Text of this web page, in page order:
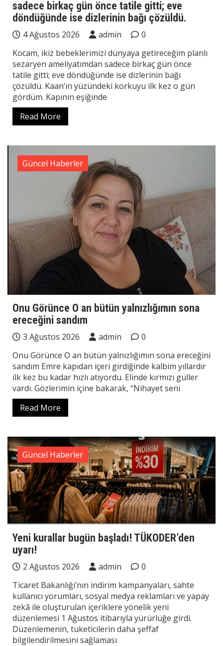
sadece birkaç gün önce tatile gitti; eve
döndüğünde ise dizlerinin bağı çözüldü.
4 Ağustos 2026 admin
0
Kocam, ikiz bebeklerimizi dünyaya getireceğim planlı
sezaryen ameliyatımdan sadece birkaç gün önce
tatile gitti; eve döndüğünde ise dizlerinin bağı
çözüldü. Kaan’ın yüzündeki korkuyu ilk kez o gün
gördüm. Kapının eşiğinde
Read More
Güncel Haberler
Onu Görünce O an bütün yalnızlığımın sona
ereceğini sandım
3 Ağustos 2026 admin
0
Onu Görünce O an bütün yalnızlığımın sona ereceğini
sandım Emre kapıdan içeri girdiğinde kalbim yıllardır
ilk kez bu kadar hızlı atıyordu. Elinde kırmızı güller
vardı. Gözlerimin içine bakarak, “Nihayet seni
Read More
Güncel Haberler
Yeni kurallar bugün başladı! TÜKODER’den
uyarı!
2 Ağustos 2026 admin
0
Ticaret Bakanlığı’nın indirim kampanyaları, sahte
kullanıcı yorumları, sosyal medya reklamları ve yapay
zekâ ile oluşturulan içeriklere yönelik yeni
düzenlemesi 1 Ağustos itibarıyla yürürlüğe girdi.
Düzenlemenin, tüketicilerin daha şeffaf
bilgilendirilmesini sağlaması